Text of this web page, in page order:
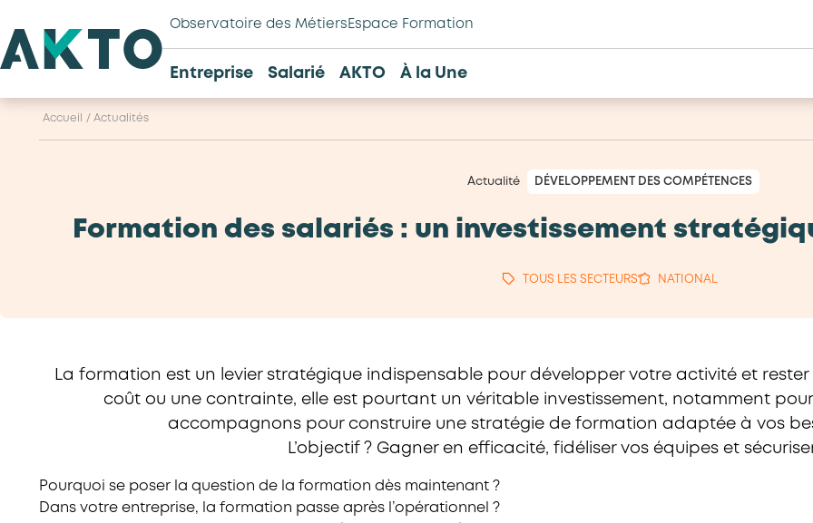
Observatoire des Métiers Espace Formation
Entreprise Salarié AKTO À la Une
Accueil / Actualités
Actualité DÉVELOPPEMENT DES COMPÉTENCES
Formation des salariés : un investissement
TOUS LES SECTEURS NATIONAL
La formation est un levier stratégique indispensable pour développer votre activité et rester
coût ou une contrainte, elle est pourtant un véritable investissement, notamment pour
accompagnons pour construire une stratégie de formation adaptée à vos
L’objectif ? Gagner en efficacité, fidéliser vos équipes et
Pourquoi se poser la question de la formation dès maintenant ?
Dans votre entreprise, la formation passe après l’opérationnel ?